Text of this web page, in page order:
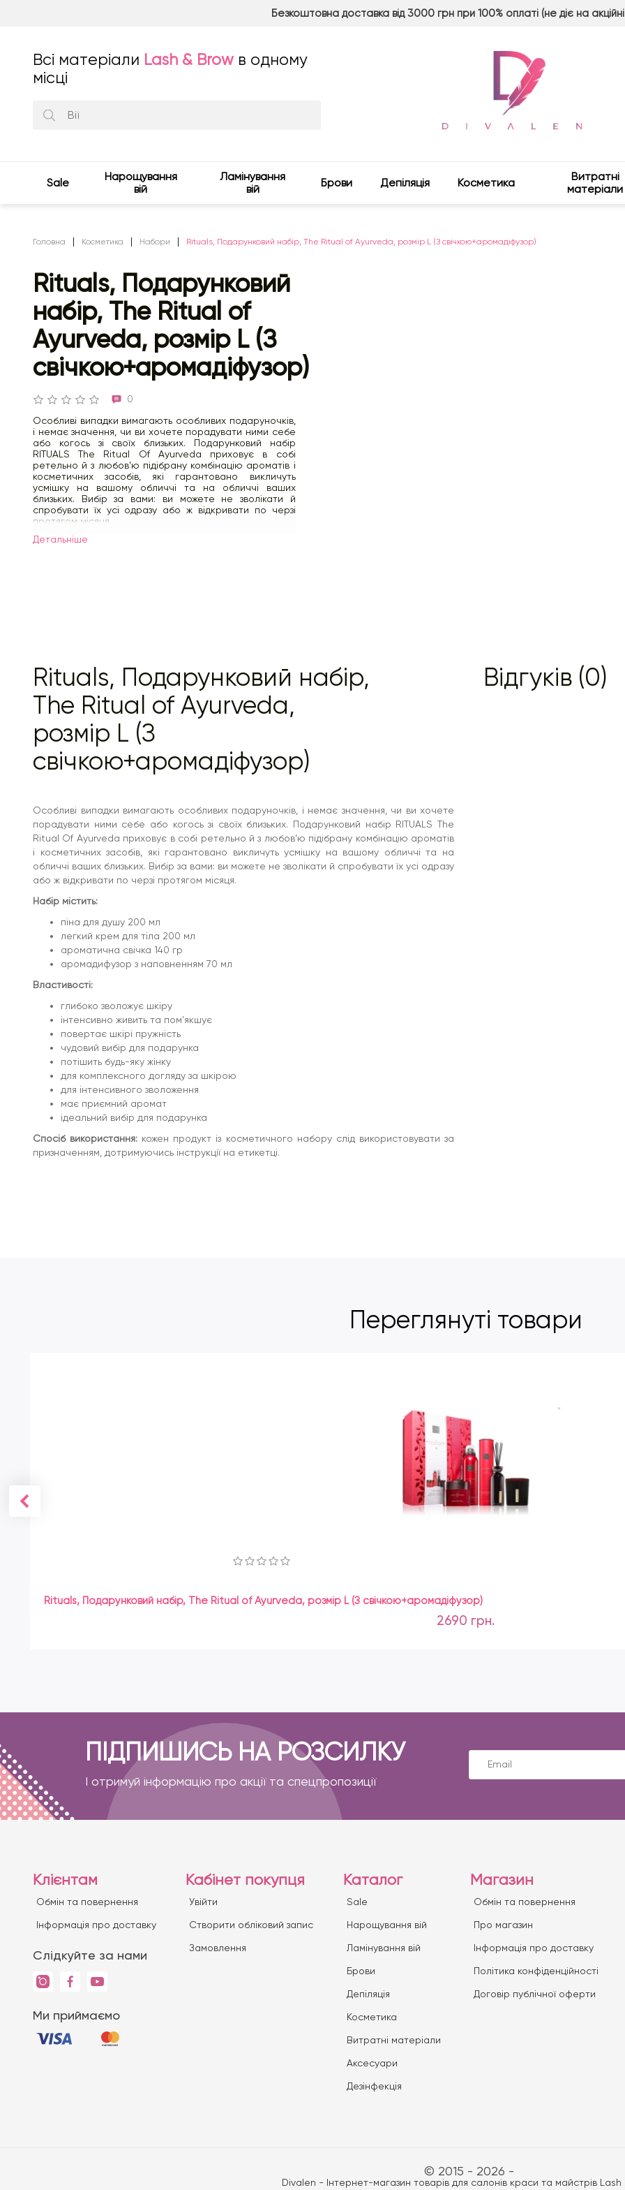
Безкоштовна доставка від 3000 грн при 100% оплаті (не діє на
Всі матеріали Lash & Brow в одному
місці
Sale
Нарощування
вій
Ламінування
вій
Брови Депіляція Косметика
Витратні
матеріали
Головна Косметика Набори Rituals, Подарунковий набір, The Ritual of Ayurveda, розмір L (З свічкою+аромадіфузор)
Rituals, Подарунковий
набір, The Ritual of
Ayurveda, розмір L (З
свічкою+аромадіфузор)
0
Особливі випадки вимагають особливих подаруночків,
і немає значення, чи ви хочете порадувати ними себе
або когось зі своїх близьких. Подарунковий набір
RITUALS The Ritual Of Ayurveda приховує в собі
ретельно й з любов’ю підібрану комбінацію ароматів і
косметичних засобів, які гарантовано викличуть
усмішку на вашому обличчі та на обличчі ваших
близьких. Вибір за вами: ви можете не зволікати й
спробувати їх усі одразу або ж відкривати по черзі
протягом місяця.
Набір містить:
потішить будь-яку жінку
для комплексного догляду за шкірою
для інтенсивного зволоження
має приємний аромат
ідеальний вибір для подарунка
Спосіб використання:кожен продукт із косметичного
набору слід використовувати за призначенням,
дотримуючись інструкції на етикетці.
Детальнiше
Rituals, Подарунковий набір,
The Ritual of Ayurveda,
розмір L (З
свічкою+аромадіфузор)
Особливі випадки вимагають особливих подаруночків, і немає значення, чи ви хочете
порадувати ними себе або когось зі своїх близьких. Подарунковий набір RITUALS The
Ritual Of Ayurveda приховує в собі ретельно й з любов’ю підібрану комбінацію ароматів
і косметичних засобів, які гарантовано викличуть усмішку на вашому обличчі та на
обличчі ваших близьких. Вибір за вами: ви можете не зволікати й спробувати їх усі одразу
або ж відкривати по черзі протягом місяця.
Набір містить:
піна для душу 200 мл
легкий крем для тіла 200 мл
aроматична свічка 140 гр
aромадифузор з наповненням 70 мл
Властивості:
глибоко зволожує шкіру
інтенсивно живить та пом'якшує
повертає шкірі пружність
чудовий вибір для подарунка
потішить будь-яку жінку
для комплексного догляду за шкірою
для інтенсивного зволоження
має приємний аромат
ідеальний вибір для подарунка
Спосіб використання: кожен продукт із косметичного набору слід використовувати за
призначенням, дотримуючись інструкції на етикетці.
Відгуків (0)
Переглянуті товари
Rituals, Подарунковий набір, The Ritual of Ayurveda, розмір L (З свічкою+аромадіфузор)
2690 грн.
ПІДПИШИСЬ НА РОЗСИЛКУ
І отримуй інформацію про акції та спецпропозиції
Клієнтам
Обмін та повернення
Iнформація про доставку
Слідкуйте за нами
Ми приймаємо
Кабінет покупця
Увійти
Створити обліковий запис
Замовлення
Каталог
Sale
Нарощування вій
Ламінування вій
Брови
Депіляція
Косметика
Витратні матеріали
Аксесуари
Дезінфекція
Магазин
Обмін та повернення
Про магазин
Iнформація про доставку
Політика конфіденційності
Договір публічної оферти
© 2015 - 2026 -
Divalen - Інтернет-магазин товарів для салонів краси та майстрів Lash